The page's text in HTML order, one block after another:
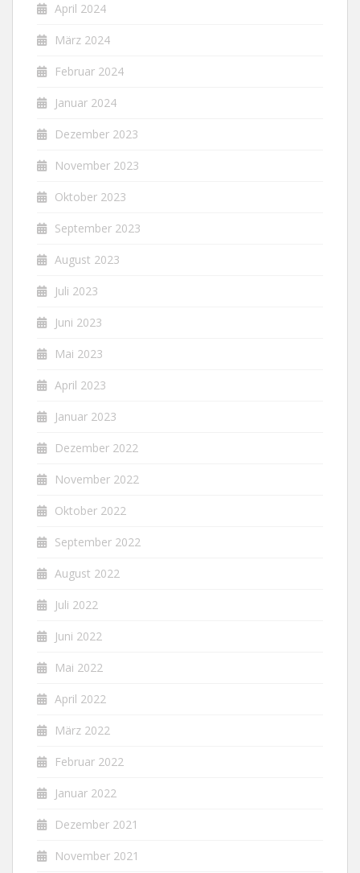
April 2024
März 2024
Februar 2024
Januar 2024
Dezember 2023
November 2023
Oktober 2023
September 2023
August 2023
Juli 2023
Juni 2023
Mai 2023
April 2023
Januar 2023
Dezember 2022
November 2022
Oktober 2022
September 2022
August 2022
Juli 2022
Juni 2022
Mai 2022
April 2022
März 2022
Februar 2022
Januar 2022
Dezember 2021
November 2021